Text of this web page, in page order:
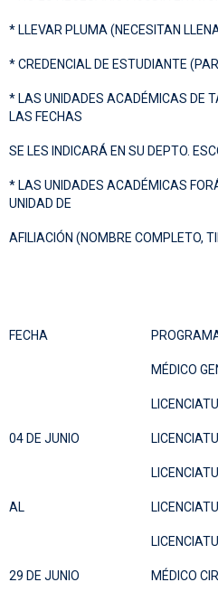
* LLEVAR PLUMA (NECESITAN
* CREDENCIAL DE ESTUDIANTE
* LAS UNIDADES ACADÉMICAS DE
LAS FECHAS
SE LES INDICARÁ EN SU DEPTO.
* LAS UNIDADES ACADÉMICAS
UNIDAD DE
AFILIACIÓN (NOMBRE COMPLETO,
FECHA
MÉDICO
04 DE JUNIO
AL
29 DE JUNIO MÉDICO